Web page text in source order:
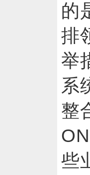
的
排
举
系
整
些